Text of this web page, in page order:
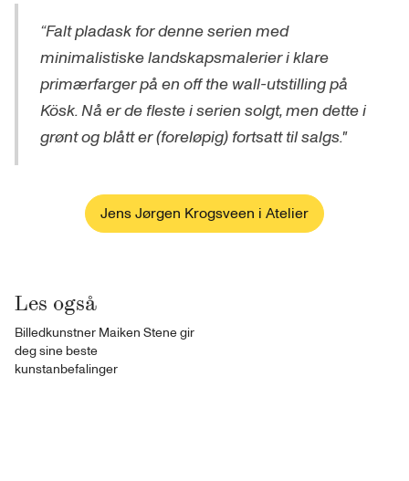
“Falt pladask for denne serien med
minimalistiske landskapsmalerier i klare
primærfarger på en off the wall-utstilling på
Kösk. Nå er de fleste i serien solgt, men dette i
grønt og blått er (foreløpig) fortsatt til salgs."
Jens Jørgen Krogsveen i Atelier
Les også
Billedkunstner Maiken Stene gir
deg sine beste
kunstanbefalinger